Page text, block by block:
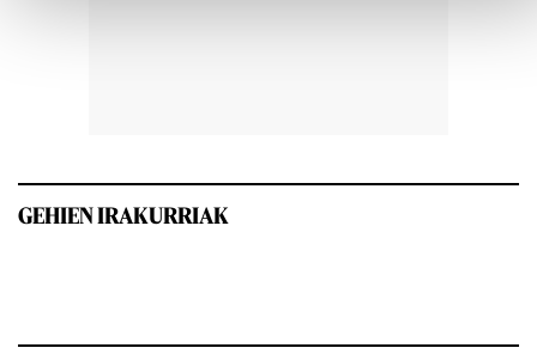
GEHIEN IRAKURRIAK